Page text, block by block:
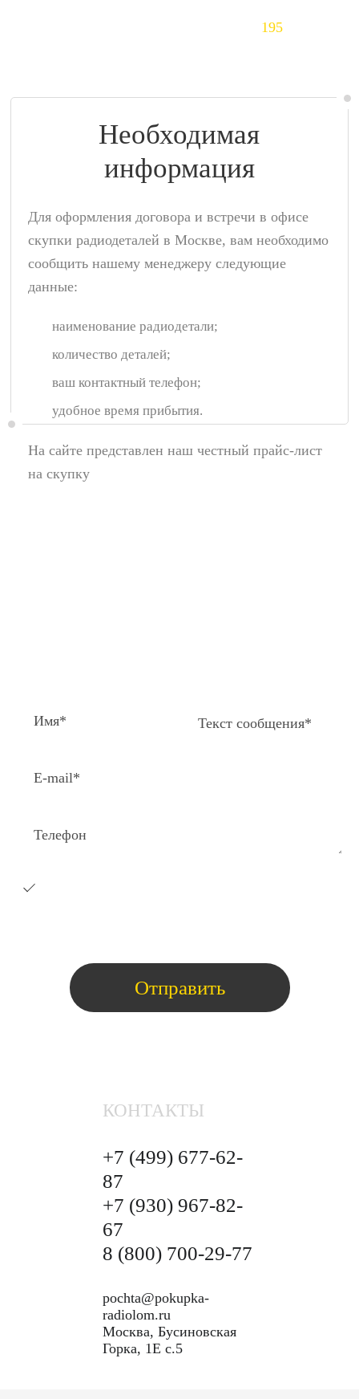
195
Необходимая
информация
Для оформления договора и встречи в офисе
скупки радиодеталей в Москве, вам необходимо
сообщить нашему менеджеру следующие
данные:
наименование радиодетали;
количество деталей;
ваш контактный телефон;
удобное время прибытия.
На сайте представлен наш честный прайс-лист
на скупку
КОНТАКТЫ
+7 (499) 677-62-
87
+7 (930) 967-82-
67
8 (800) 700-29-77
pochta@pokupka-
radiolom.ru
Москва, Бусиновская
Горка, 1Е с.5